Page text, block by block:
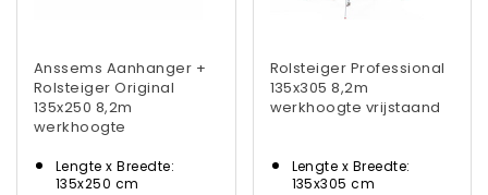
Anssems Aanhanger +
Rolsteiger Original
135x250 8,2m
werkhoogte
Lengte x Breedte:
135x250 cm
Rolsteiger Professional
135x305 8,2m
werkhoogte vrijstaand
Lengte x Breedte:
135x305 cm